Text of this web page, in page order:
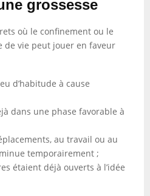
grossesse
où le confinement ou le
de vie peut jouer en faveur
d’habitude à cause
dans une phase favorable à
au travail ou au
temporairement ;
étaient déjà ouverts à l’idée